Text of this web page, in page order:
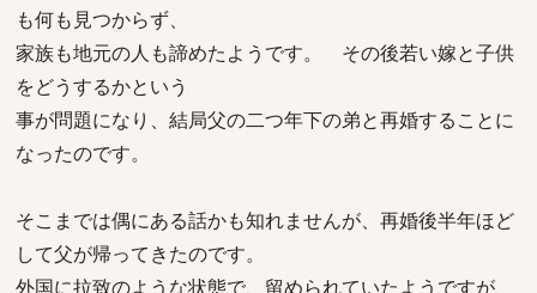
も何も見つからず、
家族も地元の人も諦めたようです。 その後若い嫁と子供
をどうするかという
事が問題になり、結局父の二つ年下の弟と再婚することに
なったのです。
そこまでは偶にある話かも知れませんが、再婚後半年ほど
して父が帰ってきたのです。
外国に拉致のような状態で、留められていたようですが、